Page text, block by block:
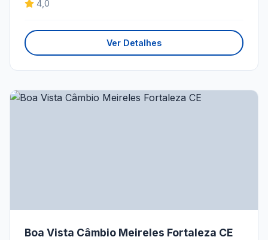
4,0
Ver Detalhes
Boa Vista Câmbio Meireles Fortaleza CE